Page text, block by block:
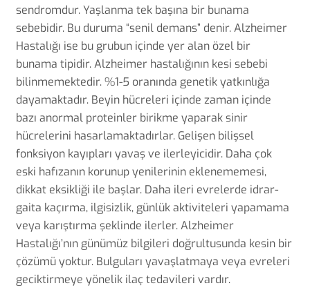
sendromdur. Yaşlanma tek başına bir bunama
sebebidir. Bu duruma “senil demans” denir. Alzheimer
Hastalığı ise bu grubun içinde yer alan özel bir
bunama tipidir. Alzheimer hastalığının kesi sebebi
bilinmemektedir. %1-5 oranında genetik yatkınlığa
dayamaktadır. Beyin hücreleri içinde zaman içinde
bazı anormal proteinler birikme yaparak sinir
hücrelerini hasarlamaktadırlar. Gelişen bilişsel
fonksiyon kayıpları yavaş ve ilerleyicidir. Daha çok
eski hafızanın korunup yenilerinin eklenememesi,
dikkat eksikliği ile başlar. Daha ileri evrelerde idrar-
gaita kaçırma, ilgisizlik, günlük aktiviteleri yapamama
veya karıştırma şeklinde ilerler. Alzheimer
Hastalığı’nın günümüz bilgileri doğrultusunda kesin bir
çözümü yoktur. Bulguları yavaşlatmaya veya evreleri
geciktirmeye yönelik ilaç tedavileri vardır.